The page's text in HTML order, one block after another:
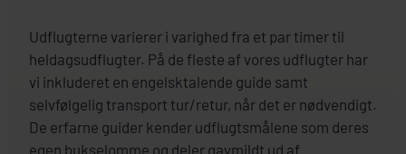
Udflugterne varierer i varighed fra et par timer til
heldagsudflugter. På de fleste af vores udflugter har
vi inkluderet en engelsktalende guide samt
selvfølgelig transport tur/retur, når det er nødvendigt.
De erfarne guider kender udflugtsmålene som deres
egen bukselomme og deler gavmildt ud af